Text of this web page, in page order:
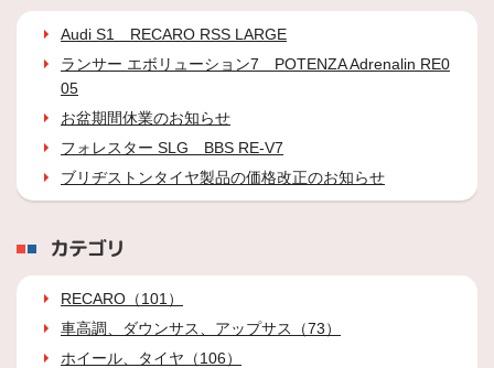
Audi S1 RECARO RSS LARGE
ランサー エボリューション7 POTENZA Adrenalin RE0
05
お盆期間休業のお知らせ
フォレスター SLG BBS RE-V7
ブリヂストンタイヤ製品の価格改正のお知らせ
カテゴリ
RECARO（101）
車高調、ダウンサス、アップサス（73）
ホイール、タイヤ（106）